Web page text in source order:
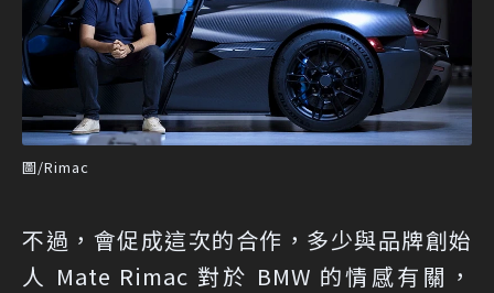
圖/Rimac
不過，會促成這次的合作，多少與品牌創始
人 Mate Rimac 對於 BMW 的情感有關，